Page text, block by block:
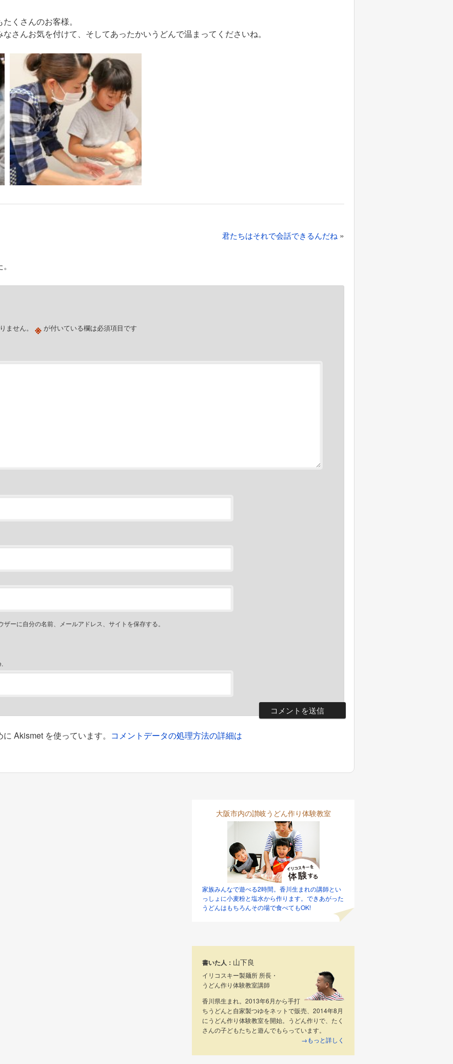
くさんのお客様。
さんお気を付けて、そしてあったかいうどんで温まってくださいね。
君たちはそれで会話できるんだね»
ません。 ※ が付いている欄は必須項目です
ーに自分の名前、メールアドレス、サイトを保存する。
Akismet を使っています。 コメントデータの処理方法の詳細は
大阪市内の讃岐うどん作り体験教室
家族みんなで遊べる2時間。香川生まれの講師とい
っしょに小麦粉と塩水から作ります。できあがった
うどんはもちろんその場で食べてもOK!
書いた人： 山下良
イリコスキー製麺所 所長・
うどん作り体験教室講師
香川県生まれ。2013年6月から手打
ちうどんと自家製つゆをネットで販売、2014年8月
にうどん作り体験教室を開始。うどん作りで、たく
さんの子どもたちと遊んでもらっています。
→もっと詳しく